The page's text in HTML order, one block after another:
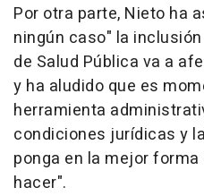
Por otra parte, Nieto ha
ningún caso" la
de Salud Pública va a
y ha aludido que es
herramienta
condiciones jurídicas y
ponga en la mejor
hacer".